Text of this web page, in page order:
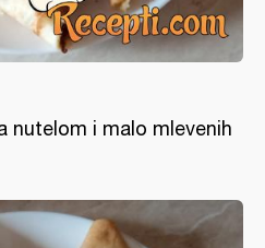
nutelom i malo mlevenih